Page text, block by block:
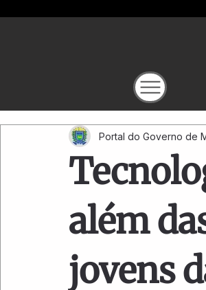
além
jovens
Portal do Governo de